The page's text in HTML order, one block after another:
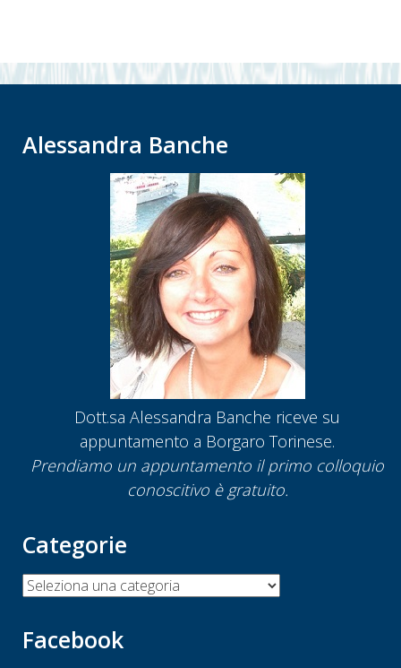
Alessandra Banche
Dott.sa Alessandra Banche riceve su
appuntamento a Borgaro Torinese.
Prendiamo un appuntamento il primo colloquio
conoscitivo è gratuito.
Categorie
Categorie
Facebook